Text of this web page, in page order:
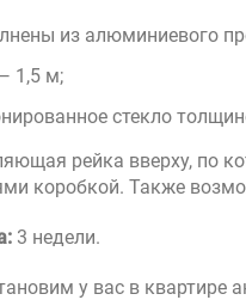
из алюминиевого
1,5 м;
стекло
рейка вверху, по
коробкой. Также
3 недели.
у вас в